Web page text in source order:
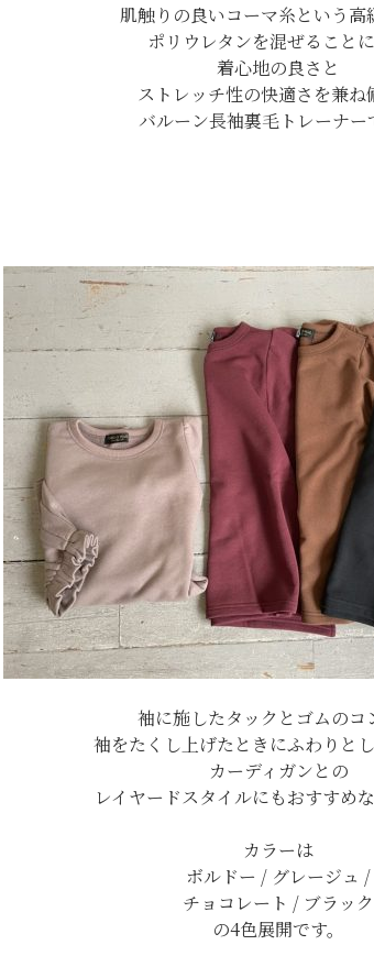
肌触りの良いコーマ糸という高
ポリウレタンを混ぜること
着心地の良さと
ストレッチ性の快適さを兼ね
バルーン長袖裏毛トレーナー
袖に施したタックとゴムのコ
袖をたくし上げたときにふわりとし
カーディガンとの
レイヤードスタイルにもおすすめな
カラーは
ボルドー / グレージュ /
チョコレート / ブラック
の4色展開です。